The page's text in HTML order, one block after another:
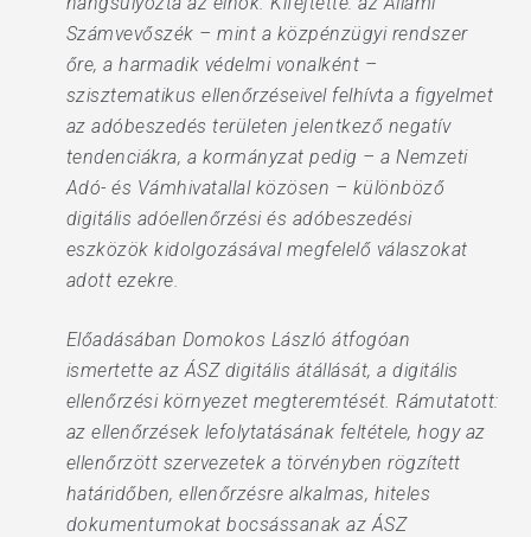
Számvevőszék – mint a közpénzügyi rendszer
őre, a harmadik védelmi vonalként –
szisztematikus ellenőrzéseivel felhívta a figyelmet
az adóbeszedés területen jelentkező negatív
tendenciákra, a kormányzat pedig – a Nemzeti
Adó- és Vámhivatallal közösen – különböző
digitális adóellenőrzési és adóbeszedési
eszközök kidolgozásával megfelelő válaszokat
adott ezekre.
Előadásában Domokos László átfogóan
ismertette az ÁSZ digitális átállását, a digitális
ellenőrzési környezet megteremtését. Rámutatott:
az ellenőrzések lefolytatásának feltétele, hogy az
ellenőrzött szervezetek a törvényben rögzített
határidőben, ellenőrzésre alkalmas, hiteles
dokumentumokat bocsássanak az ÁSZ